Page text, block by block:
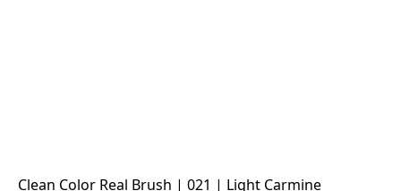
Clean Color Real Brush | 021 | Light Carmine